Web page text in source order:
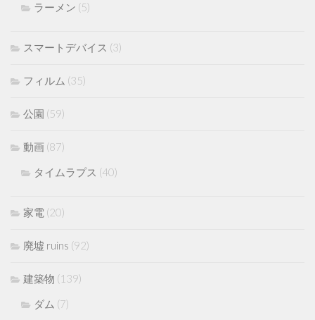
ラーメン (5)
スマートデバイス (3)
フィルム (35)
公園 (59)
動画 (87)
タイムラプス (40)
家電 (20)
廃墟 ruins (92)
建築物 (139)
ダム (7)